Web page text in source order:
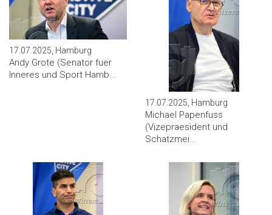
17.07.2025, Hamburg
Andy Grote (Senator fuer
Inneres und Sport Hamb...
17.07.2025, Hamburg
Michael Papenfuss
(Vizepraesident und
Schatzmei...